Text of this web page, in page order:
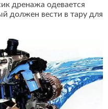
дренажа одевается
должен вести в тару для